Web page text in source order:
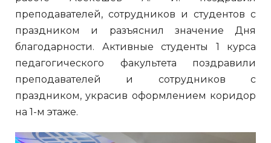
преподавателей, сотрудников и студентов с
праздником и разъяснил значение Дня
благодарности. Активные студенты 1 курса
педагогического факультета поздравили
преподавателей и сотрудников с
праздником, украсив оформлением коридор
на 1-м этаже.